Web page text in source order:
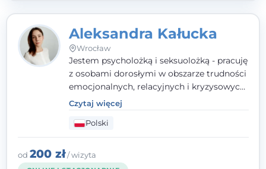
Aleksandra Kałucka
Wrocław
Jestem psycholożką i seksuolożką - pracuję
z osobami dorosłymi w obszarze trudności
emocjonalnych, relacyjnych i kryzysowych,
w tym z osobami po doświadczeniach
przemocy. Ukończyłam psychologię
kliniczną oraz studia podyplomowe z
interwencji kryzysowej i seksuologii
klinicznej na SWPS we Wrocławiu. W pracy
kieruję się empatią, etyką zawodową i
Czytaj więcej
Polski
od 200 zł/ wizyta